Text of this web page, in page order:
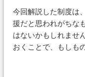
今回解説した制度は
援だと思われがちな
はないかもしれませ
おくことで、もしも